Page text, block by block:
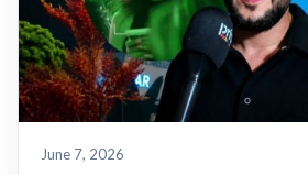
June 7, 2026